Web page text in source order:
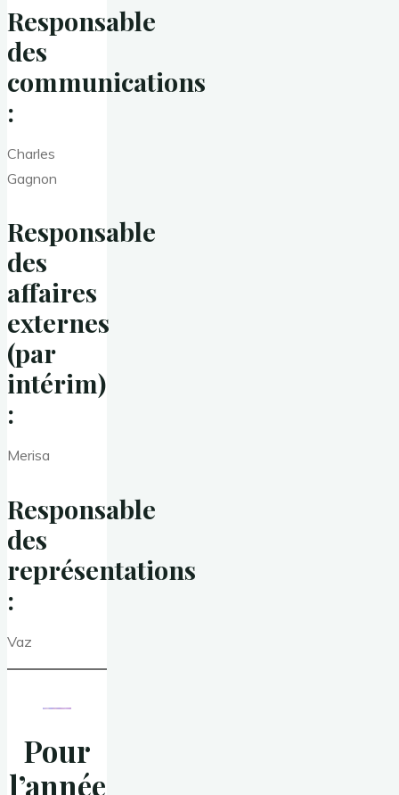
Responsable
des
communications
:
Charles
Gagnon
Responsable
des
affaires
externes
(par
intérim)
:
Merisa
Responsable
des
représentations
:
Vaz
Pour
l’année